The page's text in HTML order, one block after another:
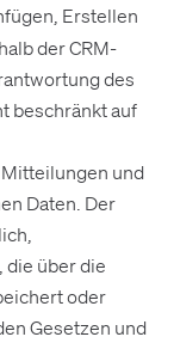
Erstellen
der CRM-
des
beschränkt auf
und
Daten. Der
die über die
oder
Gesetzen und